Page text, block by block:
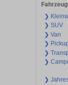
❯
❯ SUV
❯ Van
❯ Pickup
❯
❯
❯